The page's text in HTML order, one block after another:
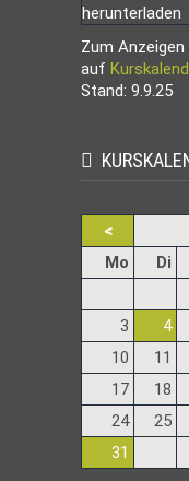
Zum
auf
Stand: 9.9.25
<
Mo ntagDi
3
4
10
11
17
18
24
25
31